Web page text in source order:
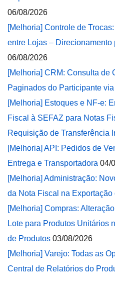
06/08/2026
[Melhoria] Controle de
entre Lojas – Direcionamento
06/08/2026
[Melhoria] CRM: Consulta de
Paginados do Participante via
[Melhoria] Estoques e NF-e:
Fiscal à SEFAZ para Notas
Requisição de Transferência
[Melhoria] API: Pedidos de
Entrega e Transportadora 04/
[Melhoria] Administração:
da Nota Fiscal na
[Melhoria] Compras:
Lote para Produtos Unitários
de Produtos 03/08/2026
[Melhoria] Varejo: Todas as
Central de Relatórios do